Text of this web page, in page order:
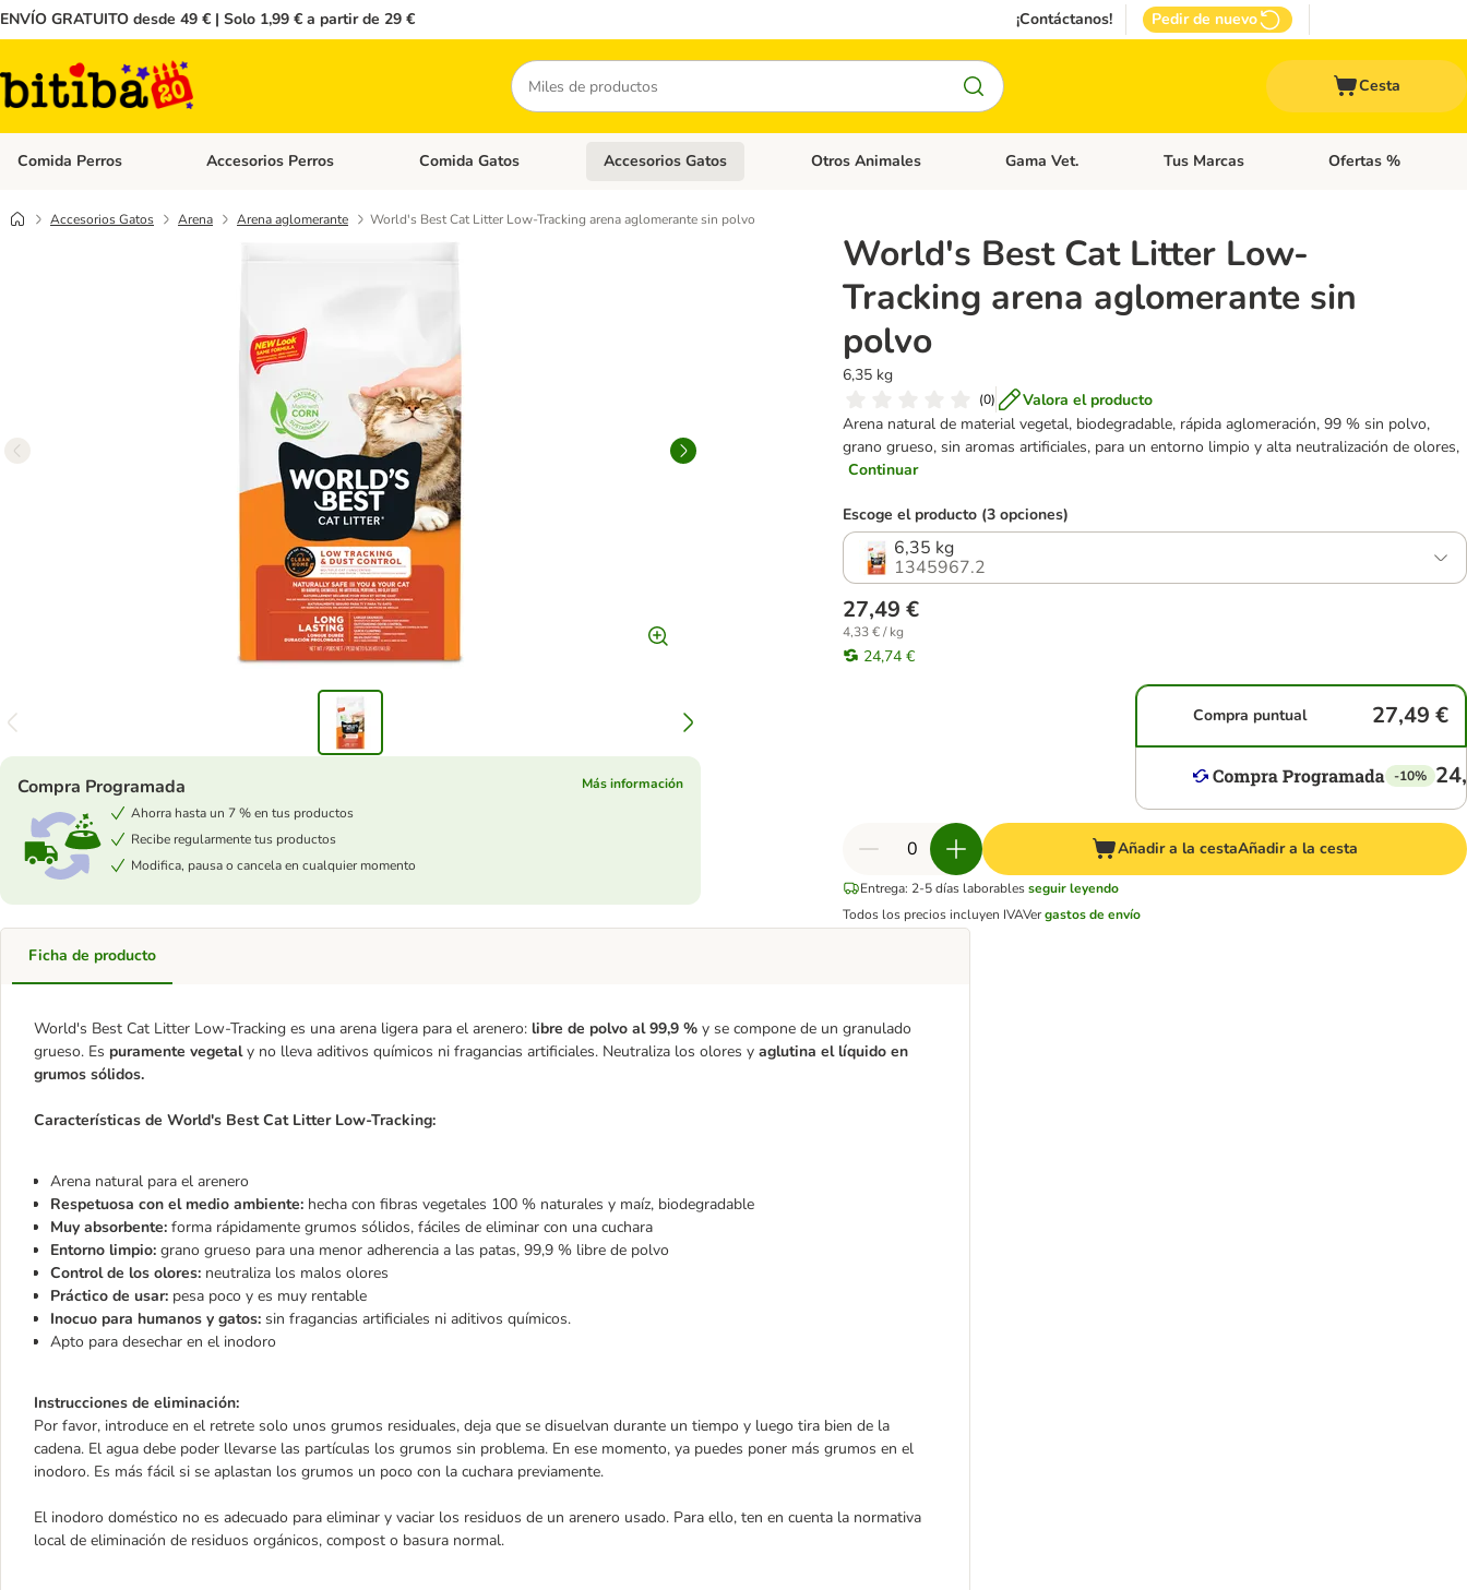
ENVÍO GRATUITO desde 49 € | Solo 1,99 € a partir de 29 € ¡Contáctanos! Pedir de nuevo
Buscar
Cesta
Comida Perros Menú de categoria abierto: Comida Perros
Accesorios Perros Menú de categoria abierto: Accesorios Perros
Comida Gatos Menú de categoria abierto: Comida Gatos
Accesorios Gatos Menú de categoria abierto: Accesorios Gatos
Otros Animales Menú de categoria abierto: Otros Animales
Gama Vet. Menú de categoria abierto: Gama Vet.
Tus Marcas Menú de categoria
Ofertas %
Accesorios Gatos Arena Arena aglomerante World's Best Cat Litter Low-Tracking arena aglomerante sin polvo
World's Best Cat Litter Low-
Tracking arena aglomerante sin
polvo
6,35 kg
(0)
Valora el producto
Arena natural de material vegetal, biodegradable, rápida aglomeración, 99 % sin polvo,
grano grueso, sin aromas artificiales, para un entorno limpio y alta neutralización de olores,
Continuar
Compra Programada
Más información
Ahorra hasta un 7 % en tus productos
Recibe regularmente tus productos
Modifica, pausa o cancela en cualquier momento
Escoge el producto (3 opciones)
6,35 kg
1345967.2
27,49 €
4,33 € / kg
24,74 €
Compra puntual 27,49 €
-10%
Añadir a la cestaAñadir a la cesta
Entrega: 2-5 días laborables seguir leyendo
Todos los precios incluyen IVAVergastos de envío
Ficha de producto
World's Best Cat Litter Low-Tracking es una arena ligera para el arenero: libre de polvo al 99,9 % y se compone de un granulado
grueso. Es puramente vegetaly no lleva aditivos químicos ni fragancias artificiales. Neutraliza los olores y aglutina el líquido en
grumos sólidos.
Características de World's Best Cat Litter Low-Tracking:
Arena natural para el arenero
Respetuosa con el medio ambiente: hecha con fibras vegetales 100 % naturales y maíz, biodegradable
Muy absorbente: forma rápidamente grumos sólidos, fáciles de eliminar con una cuchara
Entorno limpio: grano grueso para una menor adherencia a las patas, 99,9 % libre de polvo
Control de los olores: neutraliza los malos olores
Práctico de usar: pesa poco y es muy rentable
Inocuo para humanos y gatos: sin fragancias artificiales ni aditivos químicos.
Apto para desechar en el inodoro
Instrucciones de eliminación:
Por favor, introduce en el retrete solo unos grumos residuales, deja que se disuelvan durante un tiempo y luego tira bien de la
cadena. El agua debe poder llevarse las partículas los grumos sin problema. En ese momento, ya puedes poner más grumos en el
inodoro. Es más fácil si se aplastan los grumos un poco con la cuchara previamente.
El inodoro doméstico no es adecuado para eliminar y vaciar los residuos de un arenero usado. Para ello, ten en cuenta la normativa
local de eliminación de residuos orgánicos, compost o basura normal.